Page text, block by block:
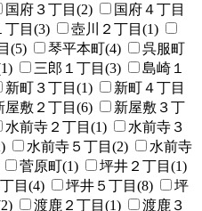
国府３丁目(2)
国府４丁目
丁目(3)
壺川２丁目(1)
(5) 琴平本町(4)
呉服町
三郎１丁目(3)
島崎１
新町３丁目(1)
新町４丁目
屋敷２丁目(6)
新屋敷３丁
水前寺２丁目(1)
水前寺３
水前寺５丁目(2)
水前寺
菅原町(1)
坪井２丁目(1)
目(4) 坪井５丁目(8)
坪
渡鹿２丁目(1)
渡鹿３